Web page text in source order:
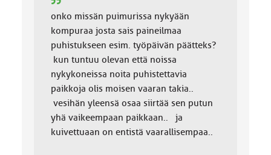
onko missän puimurissa nykyään
kompuraa josta sais paineilmaa
puhistukseen esim. työpäivän päätteks?
kun tuntuu olevan että noissa
nykykoneissa noita puhistettavia
paikkoja olis moisen vaaran takia..
vesihän yleensä osaa siirtää sen putun
yhä vaikeempaan paikkaan.. ja
kuivettuaan on entistä vaarallisempaa..